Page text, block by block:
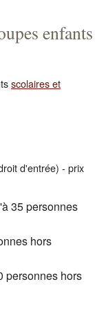
enfants
scolaires et
d'entrée) - prix
35 personnes
hors
personnes hors